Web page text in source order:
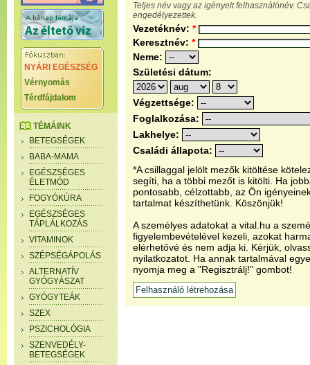
NYÁRI EGÉSZSÉG
Vérnyomás
Térdfájdalom
TÉMÁINK
BETEGSÉGEK
BABA-MAMA
EGÉSZSÉGES
ÉLETMÓD
FOGYÓKÚRA
EGÉSZSÉGES
TÁPLÁLKOZÁS
VITAMINOK
SZÉPSÉGÁPOLÁS
ALTERNATÍV
GYÓGYÁSZAT
GYÓGYTEÁK
SZEX
PSZICHOLÓGIA
SZENVEDÉLY-
BETEGSÉGEK
Teljes név vagy az igényelt felhasználónév.
engedélyezettek.
Vezetéknév: *
Keresztnév: *
Neme:
Születési dátum:
Végzettsége:
Foglalkozása:
Lakhelye:
Családi állapota:
*A csillaggal jelölt mezők kitöltése
segíti, ha a többi mezőt is kitölti. Ha
pontosabb, célzottabb, az Ön
tartalmat készíthetünk. Köszönjük!
A személyes adatokat a vital.hu a
figyelembevételével kezeli, azokat
elérhetővé és nem adja ki. Kérjük,
nyilatkozatot. Ha annak tartalmával
nyomja meg a "Regisztrálj!" gombot!